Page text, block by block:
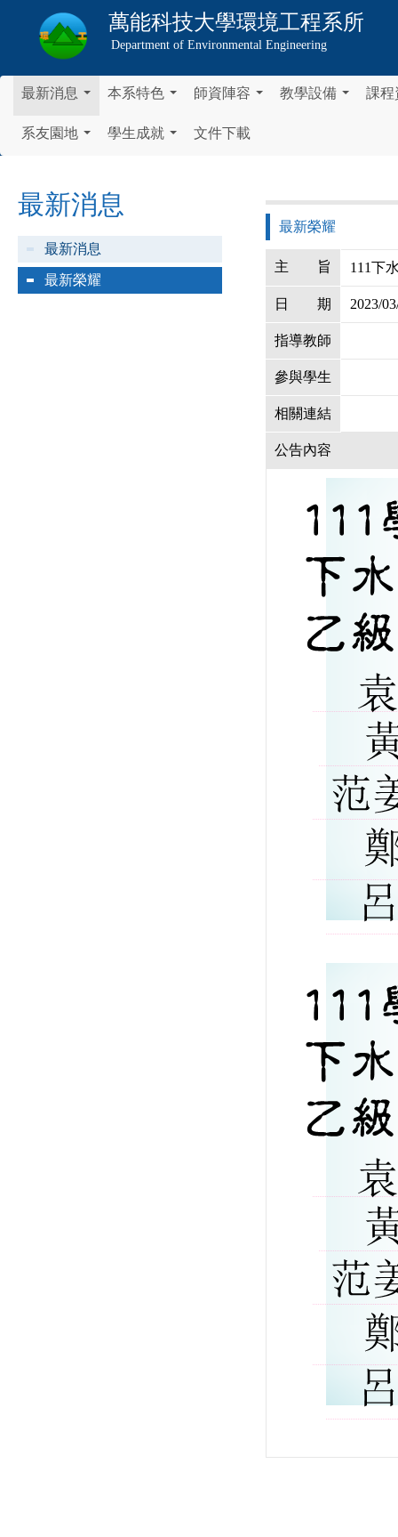
萬能科技大學環境工程系所
Department of Environmental Engineering
最新消息 本系特色 師資陣容 教學設備 課程
系友園地 學生成就 文件下載
最新消息
最新消息
最新榮耀
最新榮耀
主 旨 111下
日 期 2023/
指導教師
參與學生
相關連結
公告內容